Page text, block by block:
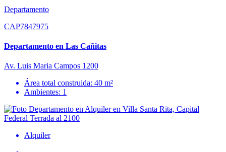
Departamento
CAP7847975
Departamento en Las Cañitas
Av. Luis Maria Campos 1200
Área total construida: 40 m²
Ambientes: 1
Alquiler